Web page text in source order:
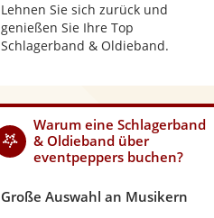
Lehnen Sie sich zurück und
genießen Sie Ihre Top
Schlagerband & Oldieband.
Warum eine Schlagerband
& Oldieband über
eventpeppers buchen?
Große Auswahl an Musikern